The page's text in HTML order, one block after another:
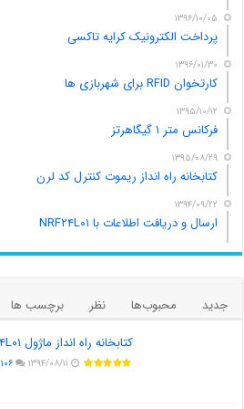
۱۳۹۶/۱۰/۰۵
پرداخت الکترونیک کرایه تاکسی
۱۳۹۶/۰۱/۳۰
کارتخوان RFID برای شهربازی ها
۱۳۹۵/۱۰/۱۲
فرکانس متر ۱ گیگاهرتز
۱۳۹۵/۰۸/۲۹
کتابخانه راه انداز ریموت کنترل کد لرن
۱۳۹۴/۰۹/۲۲
ارسال و دریافت اطلاعات با NRF۲۴L۰۱
جدید محبوب‌ها نظر
برچسب ها
کتابخانه راه انداز ماژول NRF۲۴L۰۱
۱۳۹۴/۰۸/۱۱ ۱۰۶